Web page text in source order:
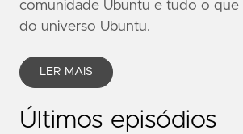
comunidade Ubuntu e tudo o que
do universo Ubuntu.
LER MAIS
Últimos episódios